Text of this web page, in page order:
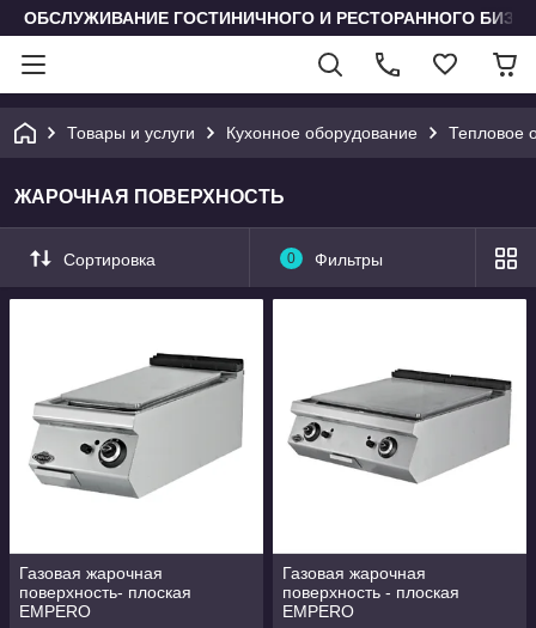
ОБСЛУЖИВАНИЕ ГОСТИНИЧНОГО И РЕСТОРАННОГО
Товары и услуги Кухонное оборудование Тепловое
ЖАРОЧНАЯ ПОВЕРХНОСТЬ
Сортировка 0 Фильтры
Газовая жарочная
поверхность- плоская
EMPERO
Газовая жарочная
поверхность - плоская
EMPERO